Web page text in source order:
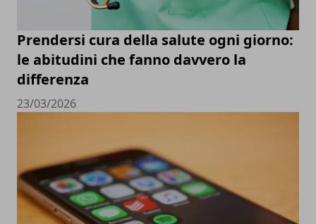
Prendersi cura della salute ogni giorno:
le abitudini che fanno davvero la
differenza
23/03/2026